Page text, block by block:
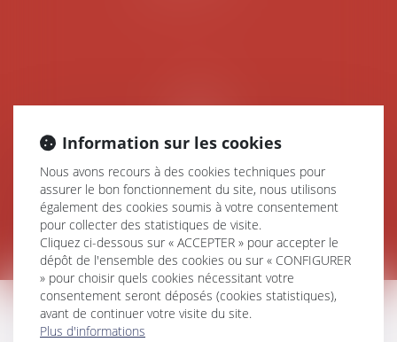
DROIT DU TRAVAIL
DROIT DU TRAVAIL
Information sur les cookies
Nous avons recours à des cookies techniques pour
assurer le bon fonctionnement du site, nous utilisons
également des cookies soumis à votre consentement
pour collecter des statistiques de visite.
Cliquez ci-dessous sur « ACCEPTER » pour accepter le
dépôt de l'ensemble des cookies ou sur « CONFIGURER
» pour choisir quels cookies nécessitant votre
consentement seront déposés (cookies statistiques),
avant de continuer votre visite du site.
Plus d'informations